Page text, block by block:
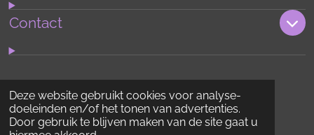
Deze website gebruikt cookies voor analyse-
doeleinden en/of het tonen van advertenties.
Door gebruik te blijven maken van de site gaat u
s
p
Contact